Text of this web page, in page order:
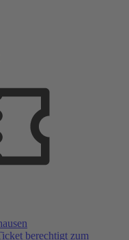
berechtigt zum